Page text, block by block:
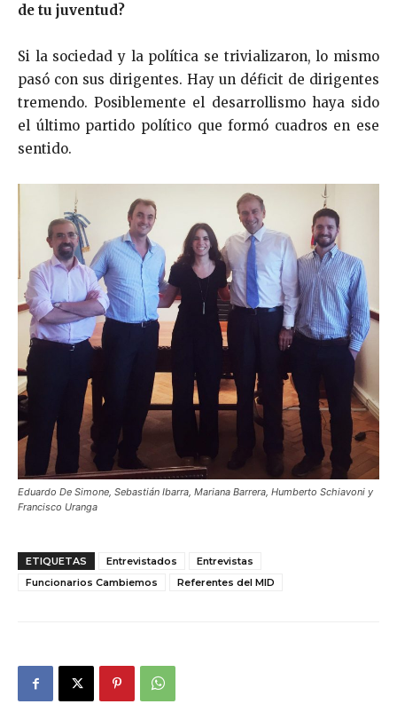
de tu juventud?
Si la sociedad y la política se trivializaron, lo mismo
pasó con sus dirigentes. Hay un déficit de dirigentes
tremendo. Posiblemente el desarrollismo haya sido
el último partido político que formó cuadros en ese
sentido.
Eduardo De Simone, Sebastián Ibarra, Mariana Barrera, Humberto Schiavoni y
Francisco Uranga
ETIQUETAS Entrevistados
Entrevistas
Funcionarios Cambiemos
Referentes del MID